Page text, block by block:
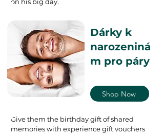
on his big day.
Dárky k
narozeniná
m pro páry
Shop Now
Give them the birthday gift of shared
memories with experience gift vouchers